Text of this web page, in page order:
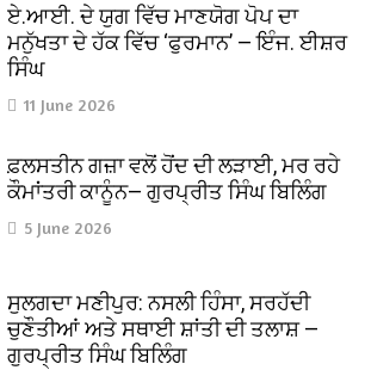
ਏ.ਆਈ. ਦੇ ਯੁਗ ਵਿੱਚ ਮਾਣਯੋਗ ਪੋਪ ਦਾ
ਮਨੁੱਖਤਾ ਦੇ ਹੱਕ ਵਿੱਚ ‘ਫੁਰਮਾਨ’ — ਇੰਜ. ਈਸ਼ਰ
ਸਿੰਘ
11 June 2026
ਫ਼ਲਸਤੀਨ ਗਜ਼ਾ ਵਲੋਂ ਹੋਂਦ ਦੀ ਲੜਾਈ, ਮਰ ਰਹੇ
ਕੌਮਾਂਤਰੀ ਕਾਨੂੰਨ— ਗੁਰਪ੍ਰੀਤ ਸਿੰਘ ਬਿਲਿੰਗ
5 June 2026
ਸੁਲਗਦਾ ਮਣੀਪੁਰ: ਨਸਲੀ ਹਿੰਸਾ, ਸਰਹੱਦੀ
ਚੁਣੌਤੀਆਂ ਅਤੇ ਸਥਾਈ ਸ਼ਾਂਤੀ ਦੀ ਤਲਾਸ਼ —
ਗੁਰਪ੍ਰੀਤ ਸਿੰਘ ਬਿਲਿੰਗ